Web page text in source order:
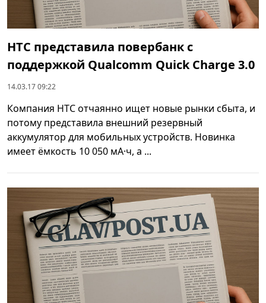
HTC представила повербанк с
поддержкой Qualcomm Quick Charge 3.0
14.03.17 09:22
Компания HTC отчаянно ищет новые рынки сбыта, и
потому представила внешний резервный
аккумулятор для мобильных устройств. Новинка
имеет ёмкость 10 050 мА·ч, а ...